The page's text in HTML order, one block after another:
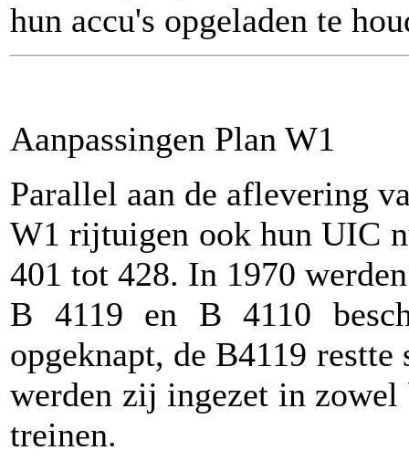
hun accu's opgeladen te
Aanpassingen Plan W1
Parallel aan de aflevering
W1 rijtuigen ook hun UIC
401 tot 428. In 1970
B 4119 en B 4110
opgeknapt, de B4119
werden zij ingezet in zowel
treinen.